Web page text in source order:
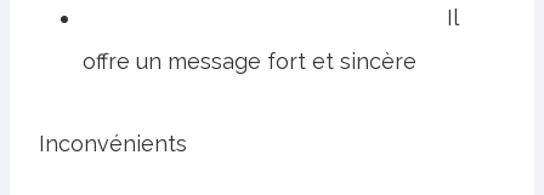
Il
offre un message fort et sincère
Inconvénients